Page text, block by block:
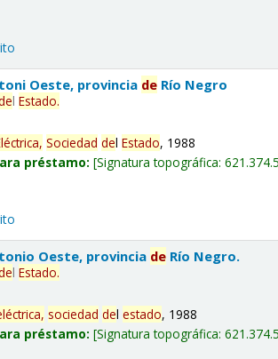
Oeste, provincia de Río Negro
lEstado.
Sociedad delEstado, 1988
préstamo: Signatura topográfica:
Oeste, provincia de Río Negro.
lEstado.
sociedad delestado, 1988
préstamo: Signatura topográfica: